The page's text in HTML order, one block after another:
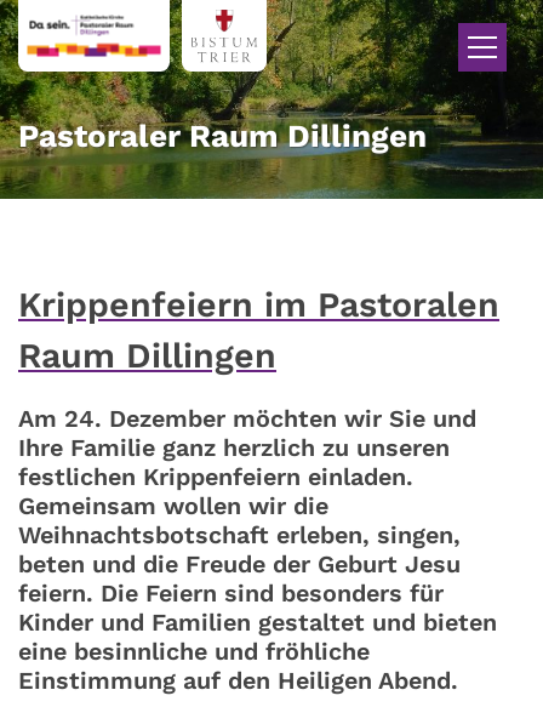
Zum Inhalt springen
Pastoraler Raum Dillingen
Krippenfeiern im Pastoralen
Raum Dillingen
Am 24. Dezember möchten wir Sie und
Ihre Familie ganz herzlich zu unseren
festlichen Krippenfeiern einladen.
Gemeinsam wollen wir die
Weihnachtsbotschaft erleben, singen,
beten und die Freude der Geburt Jesu
feiern. Die Feiern sind besonders für
Kinder und Familien gestaltet und bieten
eine besinnliche und fröhliche
Einstimmung auf den Heiligen Abend.